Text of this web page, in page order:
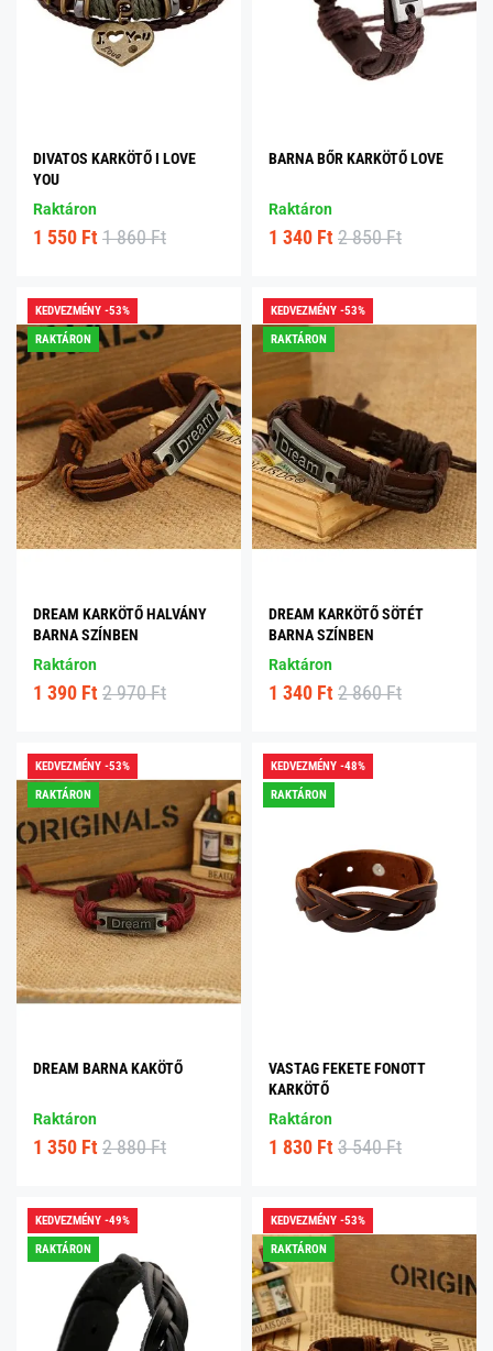
DIVATOS KARKÖTŐ I LOVE
YOU
Raktáron
1 550 Ft 1 860 Ft
BARNA BŐR KARKÖTŐ LOVE
Raktáron
1 340 Ft 2 850 Ft
KEDVEZMÉNY -53%
RAKTÁRON
DREAM KARKÖTŐ HALVÁNY
BARNA SZÍNBEN
Raktáron
1 390 Ft 2 970 Ft
KEDVEZMÉNY -53%
RAKTÁRON
DREAM KARKÖTŐ SÖTÉT
BARNA SZÍNBEN
Raktáron
1 340 Ft 2 860 Ft
KEDVEZMÉNY -53%
RAKTÁRON
DREAM BARNA KAKÖTŐ
Raktáron
1 350 Ft 2 880 Ft
KEDVEZMÉNY -48%
RAKTÁRON
VASTAG FEKETE FONOTT
KARKÖTŐ
Raktáron
1 830 Ft 3 540 Ft
KEDVEZMÉNY -49%
RAKTÁRON
KEDVEZMÉNY -53%
RAKTÁRON